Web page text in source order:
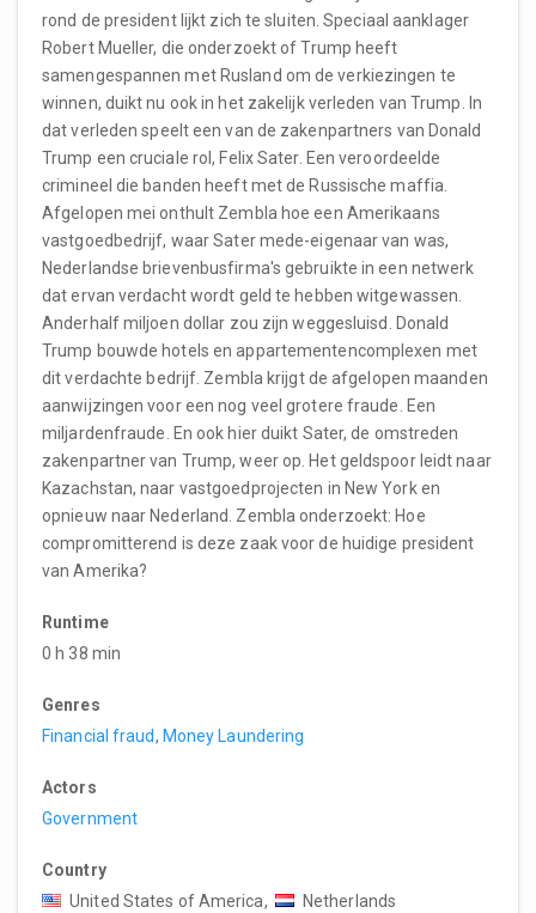
rond de president lijkt zich te sluiten. Speciaal aanklager
Robert Mueller, die onderzoekt of Trump heeft
samengespannen met Rusland om de verkiezingen te
winnen, duikt nu ook in het zakelijk verleden van Trump. In
dat verleden speelt een van de zakenpartners van Donald
Trump een cruciale rol, Felix Sater. Een veroordeelde
crimineel die banden heeft met de Russische maffia.
Afgelopen mei onthult Zembla hoe een Amerikaans
vastgoedbedrijf, waar Sater mede-eigenaar van was,
Nederlandse brievenbusfirma's gebruikte in een netwerk
dat ervan verdacht wordt geld te hebben witgewassen.
Anderhalf miljoen dollar zou zijn weggesluisd. Donald
Trump bouwde hotels en appartementencomplexen met
dit verdachte bedrijf. Zembla krijgt de afgelopen maanden
aanwijzingen voor een nog veel grotere fraude. Een
miljardenfraude. En ook hier duikt Sater, de omstreden
zakenpartner van Trump, weer op. Het geldspoor leidt naar
Kazachstan, naar vastgoedprojecten in New York en
opnieuw naar Nederland. Zembla onderzoekt: Hoe
compromitterend is deze zaak voor de huidige president
van Amerika?
Runtime
0 h 38 min
Genres
Financial fraud, Money Laundering
Actors
Government
Country
United States of America,
Netherlands